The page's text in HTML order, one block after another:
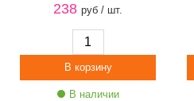
238 руб / шт.
В наличии